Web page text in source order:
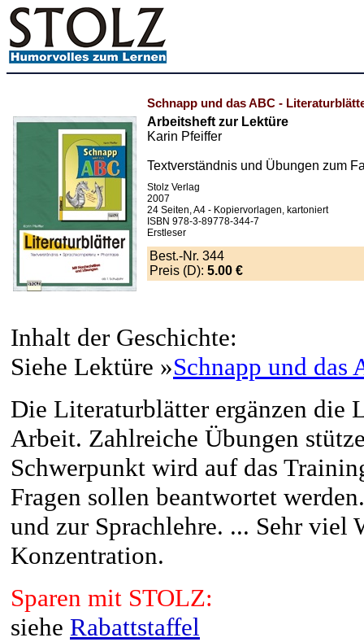
Schnapp und das ABC -
Arbeitsheft zur Lektüre
Karin Pfeiffer
Textverständnis und Übungen zum
Stolz Verlag
2007
24 Seiten, A4 - Kopiervorlagen, kartoniert
ISBN 978-3-89778-344-7
Erstleser
Best.-Nr. 344
Preis (D): 5.00 €
Inhalt der Geschichte:
Siehe Lektüre »Schnapp und das
Die Literaturblätter ergänzen die
Arbeit. Zahlreiche Übungen
Schwerpunkt wird auf das
Fragen sollen beantwortet
und zur Sprachlehre. ... Sehr viel
Konzentration.
Sparen mit STOLZ:
siehe Rabattstaffel